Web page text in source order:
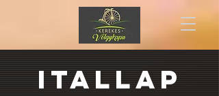
ITALLAP